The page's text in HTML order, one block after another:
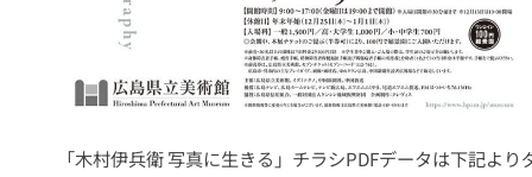
「木村伊兵衛 写真に生きる」チラシPDFデータは下記より